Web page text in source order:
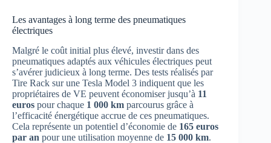
Les avantages à long terme des pneumatiques
électriques
Malgré le coût initial plus élevé, investir dans des
pneumatiques adaptés aux véhicules électriques peut
s’avérer judicieux à long terme. Des tests réalisés par
Tire Rack sur une Tesla Model 3 indiquent que les
propriétaires de VE peuvent économiser jusqu’à 11
euros pour chaque 1 000 km parcourus grâce à
l’efficacité énergétique accrue de ces pneumatiques.
Cela représente un potentiel d’économie de 165 euros
par an pour une utilisation moyenne de 15 000 km.